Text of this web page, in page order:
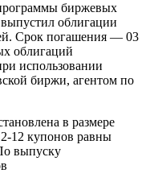
биржевых
облигации
Срок погашения — 03
облигаций
использовании
биржи, агентом по
в размере
12 купонов равны
выпуску